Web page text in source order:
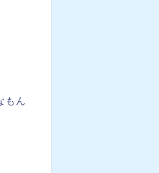
もん